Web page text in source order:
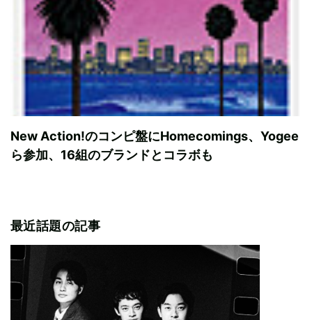
New Action!のコンピ盤にHomecomings、Yogee
ら参加、16組のブランドとコラボも
最近話題の記事